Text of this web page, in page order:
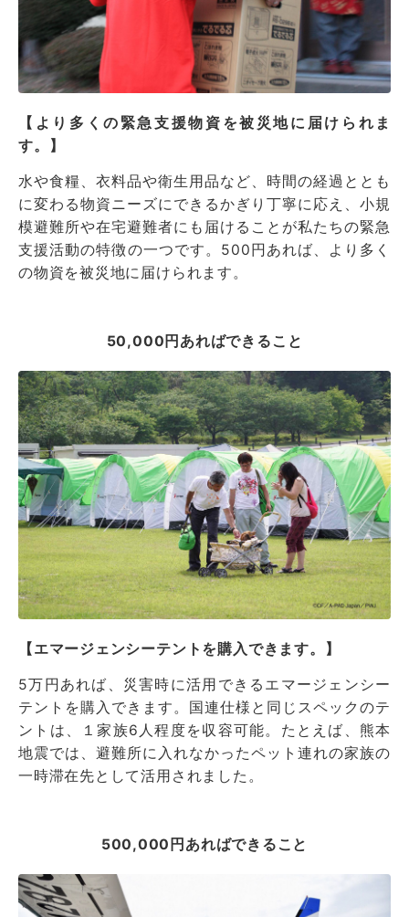
【より多くの緊急支援物資を被災地に届けられま
す。】
水や食糧、衣料品や衛生用品など、時間の経過ととも
に変わる物資ニーズにできるかぎり丁寧に応え、小規
模避難所や在宅避難者にも届けることが私たちの緊急
支援活動の特徴の一つです。500円あれば、より多く
の物資を被災地に届けられます。
50,000円あればできること
【エマージェンシーテントを購入できます。】
5万円あれば、災害時に活用できるエマージェンシー
テントを購入できます。国連仕様と同じスペックのテ
ントは、１家族6人程度を収容可能。たとえば、熊本
地震では、避難所に入れなかったペット連れの家族の
一時滞在先として活用されました。
500,000円あればできること